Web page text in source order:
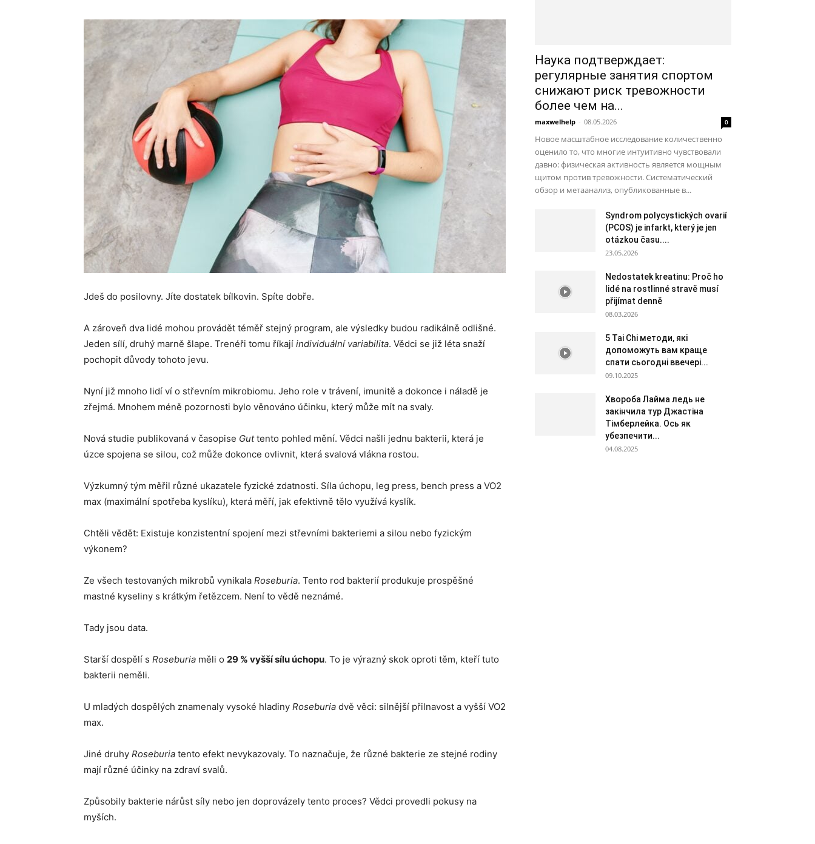
Jdeš do posilovny. Jíte dostatek bílkovin. Spíte dobře.
A zároveň dva lidé mohou provádět téměř stejný program, ale výsledky budou radikálně odlišné.
Jeden sílí, druhý marně šlape. Trenéři tomu říkají individuální variabilita. Vědci se již léta snaží
pochopit důvody tohoto jevu.
Nyní již mnoho lidí ví o střevním mikrobiomu. Jeho role v trávení, imunitě a dokonce i náladě je
zřejmá. Mnohem méně pozornosti bylo věnováno účinku, který může mít na svaly.
Nová studie publikovaná v časopise Guttento pohled mění. Vědci našli jednu bakterii, která je
úzce spojena se silou, což může dokonce ovlivnit, která svalová vlákna rostou.
Výzkumný tým měřil různé ukazatele fyzické zdatnosti. Síla úchopu, leg press, bench press a VO2
max (maximální spotřeba kyslíku), která měří, jak efektivně tělo využívá kyslík.
Chtěli vědět: Existuje konzistentní spojení mezi střevními bakteriemi a silou nebo fyzickým
výkonem?
Ze všech testovaných mikrobů vynikala Roseburia. Tento rod bakterií produkuje prospěšné
mastné kyseliny s krátkým řetězcem. Není to vědě neznámé.
Tady jsou data.
Starší dospělí s Roseburia měli o 29 % vyšší sílu úchopu. To je výrazný skok oproti těm, kteří tuto
bakterii neměli.
U mladých dospělých znamenaly vysoké hladiny Roseburia dvě věci: silnější přilnavost a vyšší VO2
max.
Jiné druhy Roseburia tento efekt nevykazovaly. To naznačuje, že různé bakterie ze stejné rodiny
mají různé účinky na zdraví svalů.
Způsobily bakterie nárůst síly nebo jen doprovázely tento proces? Vědci provedli pokusy na
myších.
Наука подтверждает:
регулярные занятия спортом
снижают риск тревожности
более чем на...
maxwelhelp - 08.05.2026 0
Новое масштабное исследование количественно
оценило то, что многие интуитивно чувствовали
давно: физическая активность является мощным
щитом против тревожности. Систематический
обзор и метаанализ, опубликованные в...
Syndrom polycystických ovarií
(PCOS) je infarkt, který je jen
otázkou času....
23.05.2026
Nedostatek kreatinu: Proč ho
lidé na rostlinné stravě musí
přijímat denně
08.03.2026
5 Tai Chi методи, які
допоможуть вам краще
спати сьогодні ввечері...
09.10.2025
Хвороба Лайма ледь не
закінчила тур Джастіна
Тімберлейка. Ось як
убезпечити...
04.08.2025